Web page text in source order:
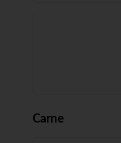
Carne